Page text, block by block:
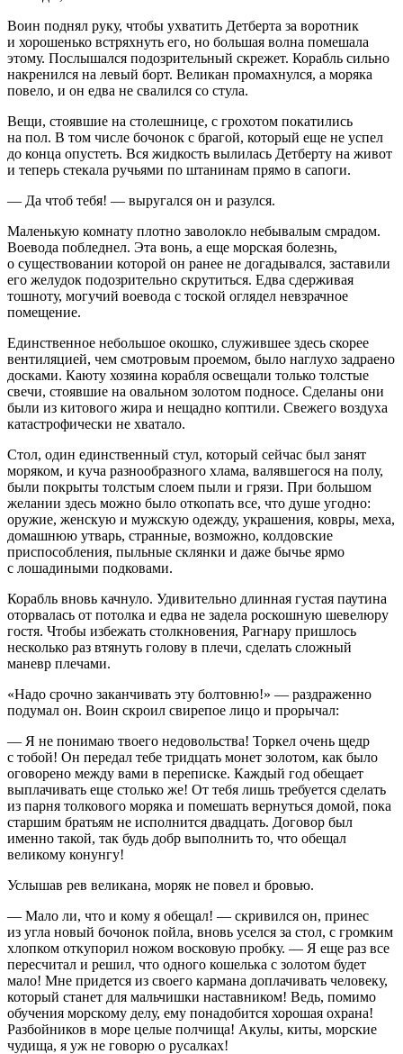
Воин поднял руку, чтобы ухватить Детберта за воротник
и хорошенько встряхнуть его, но большая волна помешала
этому. Послышался подозрительный скрежет. Корабль сильно
накренился на левый борт. Великан промахнулся, а моряка
повело, и он едва не свалился со стула.
Вещи, стоявшие на столешнице, с грохотом покатились
на пол. В том числе бочонок с брагой, который еще не успел
до конца опустеть. Вся жидкость вылилась Детберту на живот
и теперь стекала ручьями по штанинам прямо в сапоги.
— Да чтоб тебя! — выругался он и разулся.
Маленькую комнату плотно заволокло небывалым смрадом.
Воевода побледнел. Эта вонь, а еще морская болезнь,
о существовании которой он ранее не догадывался, заставили
его желудок подозрительно скрутиться. Едва сдерживая
тошноту, могучий воевода с тоской оглядел невзрачное
помещение.
Единственное небольшое окошко, служившее здесь скорее
вентиляцией, чем смотровым проемом, было наглухо задраено
досками. Каюту хозяина корабля освещали только толстые
свечи, стоявшие на овальном золотом подносе. Сделаны они
были из китового жира и нещадно коптили. Свежего воздуха
катастрофически не хватало.
Стол, один единственный стул, который сейчас был занят
моряком, и куча разнообразного хлама, валявшегося на полу,
были покрыты толстым слоем пыли и грязи. При большом
желании здесь можно было откопать все, что душе угодно:
оружие, женскую и мужскую одежду, украшения, ковры, меха,
домашнюю утварь, странные, возможно, колдовские
приспособления, пыльные склянки и даже бычье ярмо
с лошадиными подковами.
Корабль вновь качнуло. Удивительно длинная густая паутина
оторвалась от потолка и едва не задела роскошную шевелюру
гостя. Чтобы избежать столкновения, Рагнару пришлось
несколько раз втянуть голову в плечи, сделать сложный
маневр плечами.
«Надо срочно заканчивать эту болтовню!» — раздраженно
подумал он. Воин скроил свирепое лицо и прорычал:
— Я не понимаю твоего недовольства! Торкел очень щедр
с тобой! Он передал тебе тридцать монет золотом, как было
оговорено между вами в переписке. Каждый год обещает
выплачивать еще столько же! От тебя лишь требуется сделать
из парня толкового моряка и помешать вернуться домой, пока
старшим братьям не исполнится двадцать. Договор был
именно такой, так будь добр выполнить то, что обещал
великому конунгу!
Услышав рев великана, моряк не повел и бровью.
— Мало ли, что и кому я обещал! — скривился он, принес
из угла новый бочонок пойла, вновь уселся за стол, с громким
хлопком откупорил ножом восковую пробку. — Я еще раз все
пересчитал и решил, что одного кошелька с золотом будет
мало! Мне придется из своего кармана доплачивать человеку,
который станет для мальчишки наставником! Ведь, помимо
обучения морскому делу, ему понадобится хорошая охрана!
Разбойников в море целые полчища! Акулы, киты, морские
чудища, я уж не говорю о русалках!